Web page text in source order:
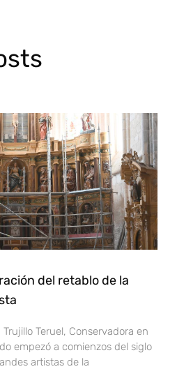
del retablo de la
Teruel, Conservadora en
empezó a comienzos del siglo
artistas de la